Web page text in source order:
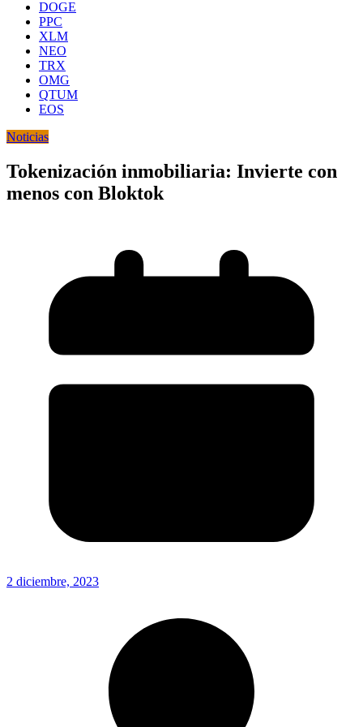
DOGE
PPC
XLM
NEO
TRX
OMG
QTUM
EOS
Noticias
Tokenización inmobiliaria: Invierte con
menos con Bloktok
2 diciembre, 2023